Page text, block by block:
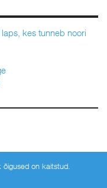
kes tunneb noori
on kaitstud.